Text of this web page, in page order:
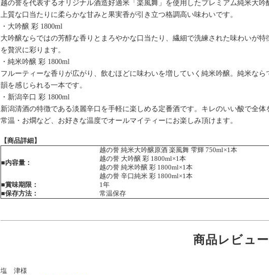
越の誉を代表するオリジナル酒造好適米「楽風舞」を使用したプレミアム純米大
上質な口当たりに柔らかな甘みと果実香が引き立つ格調高い味わいです。
・大吟醸 彩 1800ml
大吟醸ならではの芳醇な香りとまろやかな口当たり、繊細で洗練された味わいが
を贅沢に彩ります。
・純米吟醸 彩 1800ml
フルーティーな香りが広がり、飲むほどに味わいを増していく純米吟醸。純米な
韻を感じられる一本です。
・新潟辛口 彩 1800ml
新潟清酒の特徴である淡麗辛口を手軽に楽しめる定番酒です。キレのいい酸で全
常温・お燗など、お好きな温度でオールマイティーにお楽しみ頂けます。
【商品詳細】
■内容量：
越の誉 純米大吟醸原酒 楽風舞 雫輝 750ml×1本
越の誉 大吟醸 彩 1800ml×1本
越の誉 純米吟醸 彩 1800ml×1本
越の誉 辛口純米 彩 1800ml×1本
■賞味期限：
1年
■保存方法：
常温保存
商品レビュー
塩 津様